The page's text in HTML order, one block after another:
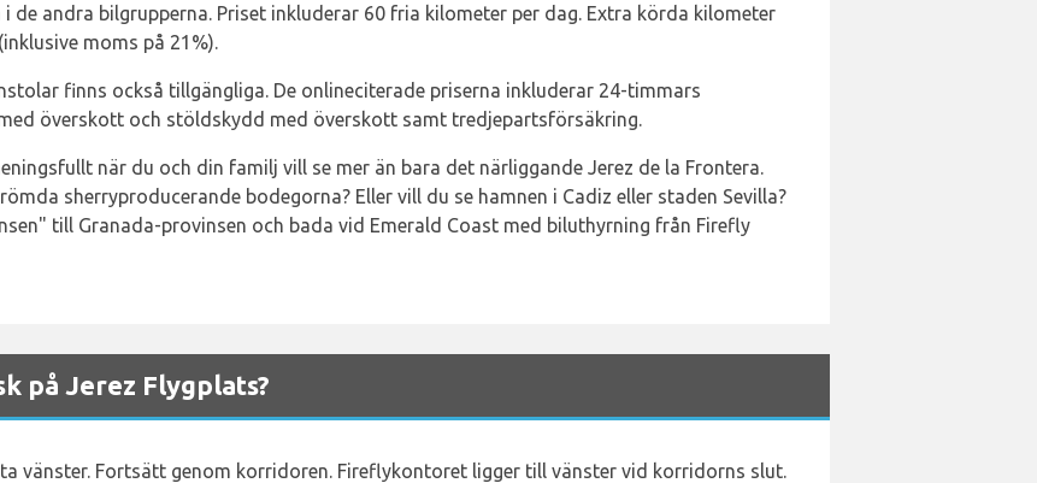
i de andra bilgrupperna. Priset inkluderar 60 fria kilometer per dag. Extra körda kilometer
moms på 21%).
finns också tillgängliga. De onlineciterade priserna inkluderar 24-timmars
överskott och stöldskydd med överskott samt tredjepartsförsäkring.
när du och din familj vill se mer än bara det närliggande Jerez de la Frontera.
sherryproducerande bodegorna? Eller vill du se hamnen i Cadiz eller staden Sevilla?
till Granada-provinsen och bada vid Emerald Coast med biluthyrning från Firefly
på Jerez Flygplats?
vänster. Fortsätt genom korridoren. Fireflykontoret ligger till vänster vid korridorns slut.